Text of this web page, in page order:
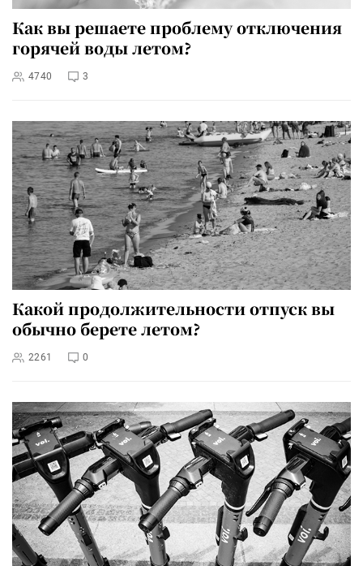
Как вы решаете проблему отключения
горячей воды летом?
4740 3
Какой продолжительности отпуск вы
обычно берете летом?
2261 0